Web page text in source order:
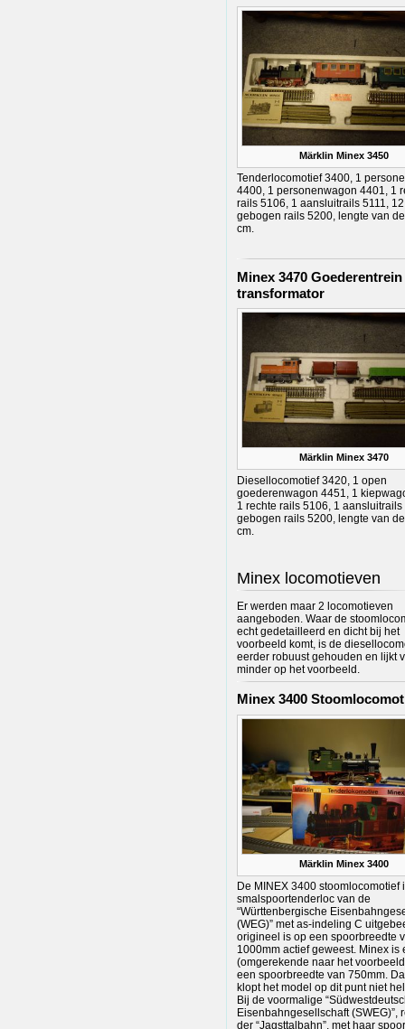
Märklin Minex 3450
Tenderlocomotief 3400, 1
4400, 1 personenwagon 4401, 1
rails 5106, 1 aansluitrails 5111, 12
gebogen rails 5200, lengte van
cm.
Minex 3470
transformator
Märklin Minex 3470
Diesellocomotief 3420, 1 open
goederenwagon 4451, 1
1 rechte rails 5106, 1 aansluitrails
gebogen rails 5200, lengte van
cm.
Minex locomotieven
Er werden maar 2 locomotieven
aangeboden. Waar de
echt gedetailleerd en dicht bij het
voorbeeld komt, is de
eerder robuust gehouden en lijkt
minder op het voorbeeld.
Minex 3400
Märklin Minex 3400
De MINEX 3400 stoomlocomotief
smalspoortenderloc van de
“Württenbergische
(WEG)” met as-indeling C
origineel is op een spoorbreedte
1000mm actief geweest. Minex is
(omgerekende naar het
een spoorbreedte van 750mm.
klopt het model op dit punt niet
Bij de voormalige
Eisenbahngesellschaft (SWEG)”,
der “Jagsttalbahn”, met haar